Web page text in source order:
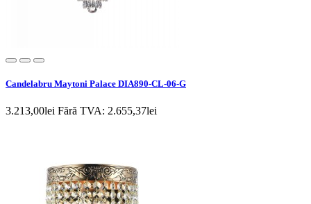
Candelabru Maytoni Palace DIA890-CL-06-G
3.213,00lei Fără TVA: 2.655,37lei